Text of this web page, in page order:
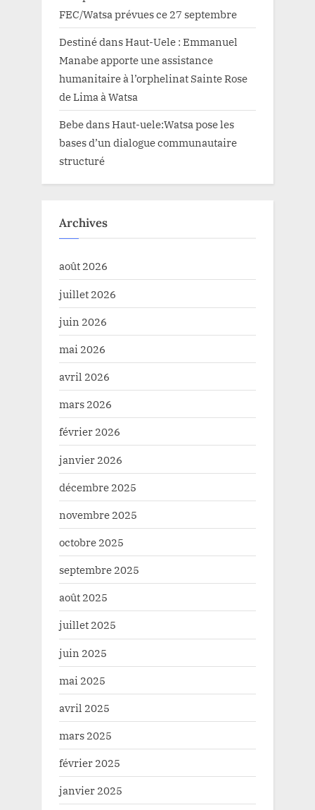
FEC/Watsa prévues ce 27 septembre
DestinédansHaut-Uele : Emmanuel
Manabe apporte une assistance
humanitaire à l’orphelinat Sainte Rose
de Lima à Watsa
BebedansHaut-uele:Watsa pose les
bases d’un dialogue communautaire
structuré
Archives
août 2026
juillet 2026
juin 2026
mai 2026
avril 2026
mars 2026
février 2026
janvier 2026
décembre 2025
novembre 2025
octobre 2025
septembre 2025
août 2025
juillet 2025
juin 2025
mai 2025
avril 2025
mars 2025
février 2025
janvier 2025